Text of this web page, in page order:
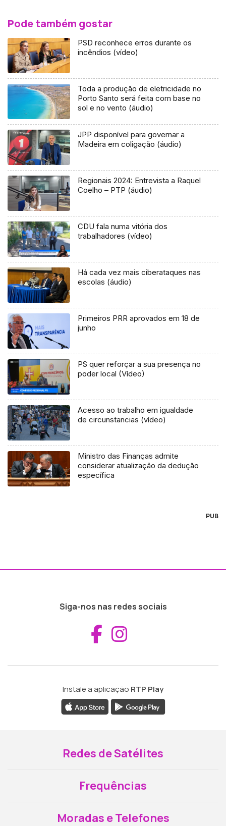
Pode também gostar
PSD reconhece erros durante os
incêndios (vídeo)
Toda a produção de eletricidade no
Porto Santo será feita com base no
sol e no vento (áudio)
JPP disponível para governar a
Madeira em coligação (áudio)
Regionais 2024: Entrevista a Raquel
Coelho – PTP (áudio)
CDU fala numa vitória dos
trabalhadores (vídeo)
Há cada vez mais ciberataques nas
escolas (áudio)
Primeiros PRR aprovados em 18 de
junho
PS quer reforçar a sua presença no
poder local (Vídeo)
Acesso ao trabalho em igualdade
de circunstancias (vídeo)
Ministro das Finanças admite
considerar atualização da dedução
específica
PUB
Siga-nos nas redes sociais
Aceder ao
Instale a aplicação RTP Play
Redes de Satélites
Frequências
Moradas e Telefones